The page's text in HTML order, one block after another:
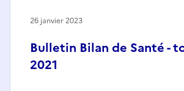
Bulletin Bilan de Santé -
2021
26 janvier 2023